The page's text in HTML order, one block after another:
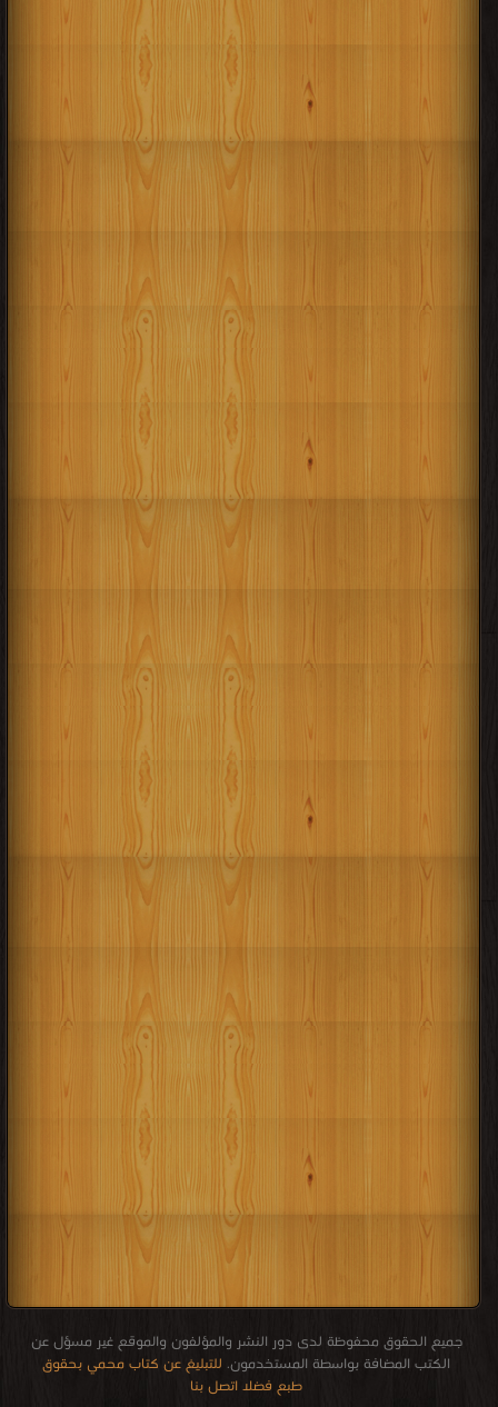
جميع الحقوق محفوظة لدى دور النشر والمؤلفون والموقع غير مسؤل عن
الكتب المضافة بواسطة المستخدمون. للتبليغ عن كتاب محمي بحقوق
طبع فضلا اتصل بنا